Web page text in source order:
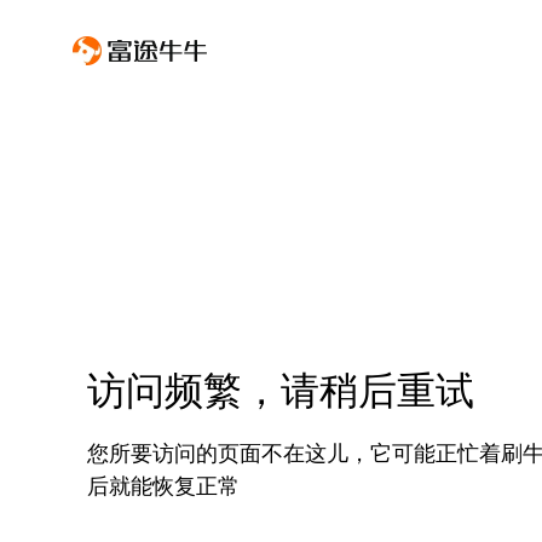
访问频繁，请稍后重试
您所要访问的页面不在这儿，它可能正忙着刷
后就能恢复正常